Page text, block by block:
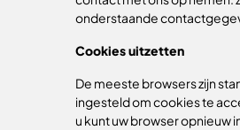
onderstaande
Cookies uitzetten
De meeste browsers zijn
ingesteld om cookies te
u kunt uw browser opnieuw